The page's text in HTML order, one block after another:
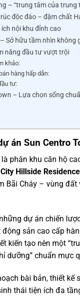
– “trung tâm của trung
độc đáo – đậm chất
nội khu đỉnh cao
Sở hữu tầm nhìn không
năng đầu tư vượt trội
khảo:
hàng hấp dẫn:
tư:
– Lựa chọn sống
án Sun Centro
là phân khu căn hộ
Hillside
Bãi Cháy – vùng đất
dự án chiến
động sản cao cấp
kiến tạo nên một
dưỡng” chuẩn mực
bài bản, thiết kế
thái tiện ích đa